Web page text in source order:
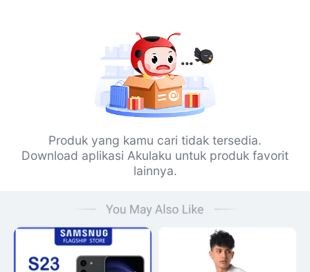
Produk yang kamu cari tidak tersedia.
Download aplikasi Akulaku untuk produk favorit
lainnya.